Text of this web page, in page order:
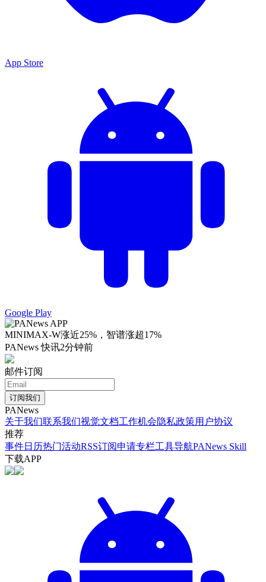
App Store
Google Play
MINIMAX-W涨近25%，智谱涨超17%
PANews 快讯2分钟前
邮件订阅
订阅我们
PANews
关于我们联系我们视觉文档工作机会隐私政策用户协议
推荐
事件日历热门活动RSS订阅申请专栏工具导航PANews Skill
下载APP